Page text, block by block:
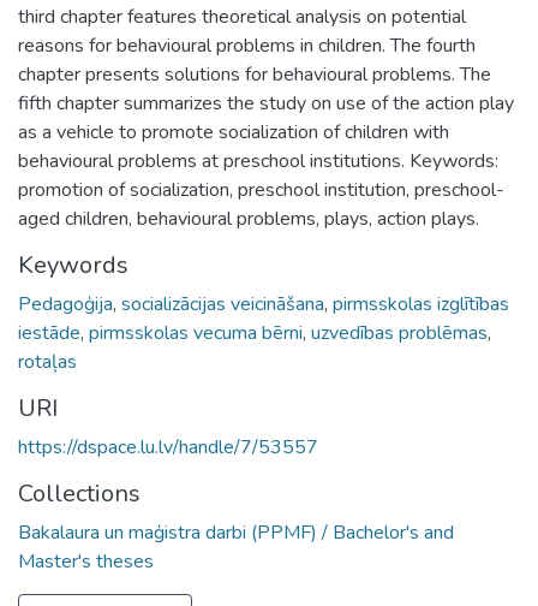
third chapter features theoretical analysis on potential
reasons for behavioural problems in children. The fourth
chapter presents solutions for behavioural problems. The
fifth chapter summarizes the study on use of the action play
as a vehicle to promote socialization of children with
behavioural problems at preschool institutions. Keywords:
promotion of socialization, preschool institution, preschool-
aged children, behavioural problems, plays, action plays.
Keywords
Pedagoģija, socializācijas veicināšana, pirmsskolas izglītības
iestāde, pirmsskolas vecuma bērni, uzvedības problēmas,
rotaļas
URI
https://dspace.lu.lv/handle/7/53557
Collections
Bakalaura un maģistra darbi (PPMF) / Bachelor's and
Master's theses